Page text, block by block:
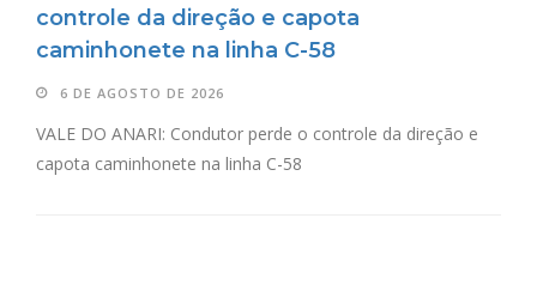
controle da direção e capota
caminhonete na linha C-58
6 DE AGOSTO DE 2026
VALE DO ANARI: Condutor perde o controle da direção e
capota caminhonete na linha C-58